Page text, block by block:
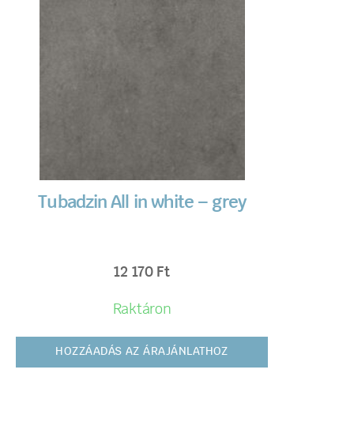
Tubadzin All in white – grey
12 170 Ft
Raktáron
HOZZÁADÁS AZ ÁRAJÁNLATHOZ